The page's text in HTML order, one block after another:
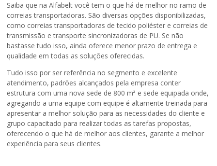
Saiba que na Alfabelt você tem o que há de melhor no ramo de
correias transportadoras. São diversas opções disponibilizadas,
como correias transportadoras de tecido poliéster e correias de
transmissão e transporte sincronizadoras de PU. Se não
bastasse tudo isso, ainda oferece menor prazo de entrega e
qualidade em todas as soluções oferecidas.
Tudo isso por ser referência no segmento e excelente
atendimento, padrões alcançados pela empresa conter
estrutura com uma nova sede de 800 m² e sede equipada onde,
agregando a uma equipe com equipe é altamente treinada para
apresentar a melhor solução para as necessidades do cliente e
grupo capacitado para realizar todas as tarefas propostas,
oferecendo o que há de melhor aos clientes, garante a melhor
experiência para seus clientes.